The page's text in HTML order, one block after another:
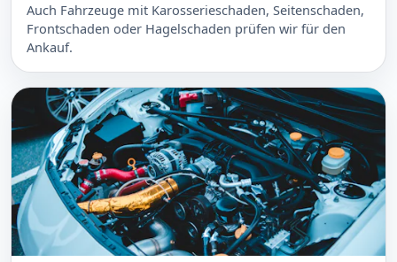
Auch Fahrzeuge mit Karosserieschaden, Seitenschaden,
Frontschaden oder Hagelschaden prüfen wir für den
Ankauf.